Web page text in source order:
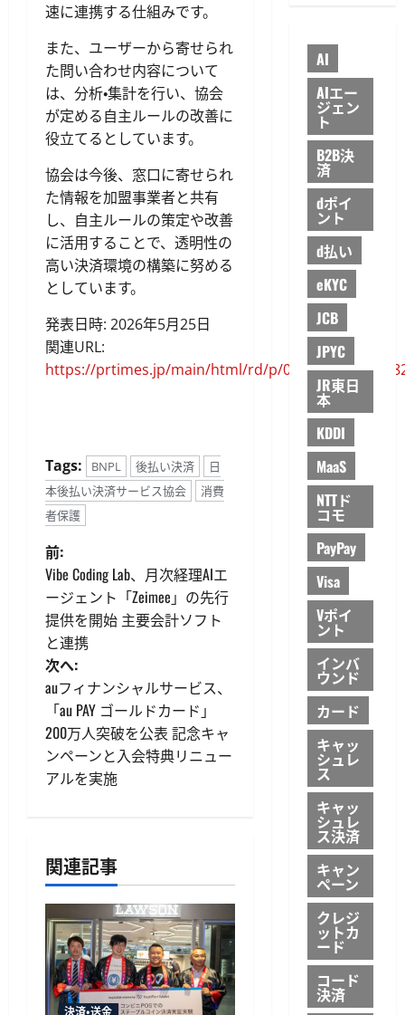
速に連携する仕組みです。
また、ユーザーから寄せられ
た問い合わせ内容について
は、分析・集計を行い、協会
が定める自主ルールの改善に
役立てるとしています。
協会は今後、窓口に寄せられ
た情報を加盟事業者と共有
し、自主ルールの策定や改善
に活用することで、透明性の
高い決済環境の構築に努める
としています。
発表日時: 2026年5月25日
関連URL:
https://prtimes.jp/main/html/rd/p/
Tags: BNPL 後払い決済
日
本後払い決済サービス協会
消費
者保護
投
稿
ナ
ビ
ゲ
ー
シ
ン
前:
Vibe Coding Lab、月次経理AIエ
ージェント「Zeimee」の先行
提供を開始 主要会計ソフト
と連携
次へ:
auフィナンシャルサービス、
「au PAY ゴールドカード」
200万人突破を公表 記念キャ
ンペーンと入会特典リニュー
アルを実施
関連記事
AI
AIエー
ジェン
ト
B2B決
済
dポイ
ント
d払い
eKYC
JCB
JPYC
JR東日
本
KDDI
MaaS
NTTド
コモ
PayPay
Visa
Vポイ
ント
インバ
ウンド
カード
キャッ
シュレ
ス
キャッ
シュレ
ス決済
キャン
ペーン
クレジ
ットカ
ード
コード
決済